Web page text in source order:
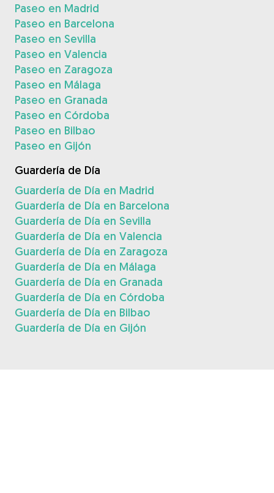
Paseo en Madrid
Paseo en Barcelona
Paseo en Sevilla
Paseo en Valencia
Paseo en Zaragoza
Paseo en Málaga
Paseo en Granada
Paseo en Córdoba
Paseo en Bilbao
Paseo en Gijón
Guardería de Día
Guardería de Día en Madrid
Guardería de Día en Barcelona
Guardería de Día en Sevilla
Guardería de Día en Valencia
Guardería de Día en Zaragoza
Guardería de Día en Málaga
Guardería de Día en Granada
Guardería de Día en Córdoba
Guardería de Día en Bilbao
Guardería de Día en Gijón